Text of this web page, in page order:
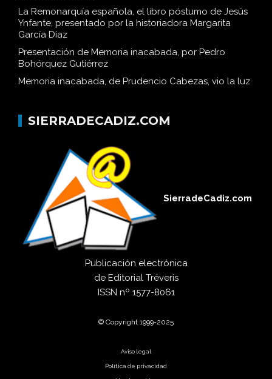
La Remonarquía española, el libro póstumo de Jesús
Ynfante, presentado por la historiadora Margarita
García Díaz
Presentación de Memoria inacabada, por Pedro
Bohórquez Gutiérrez
Memoria inacabada, de Prudencio Cabezas, vio la luz
SIERRADECADIZ.COM
SierradeCadiz.com
Publicación electrónica
de Editorial Tréveris
ISSN nº 1577-8061
© Copyright 1999-2025
Aviso legal
Política de privacidad